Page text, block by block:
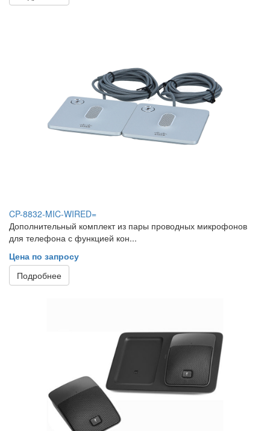
CP-8832-MIC-WIRED=
Дополнительный комплект из пары проводных микрофонов
для телефона с функцией кон...
Цена по запросу
Подробнее